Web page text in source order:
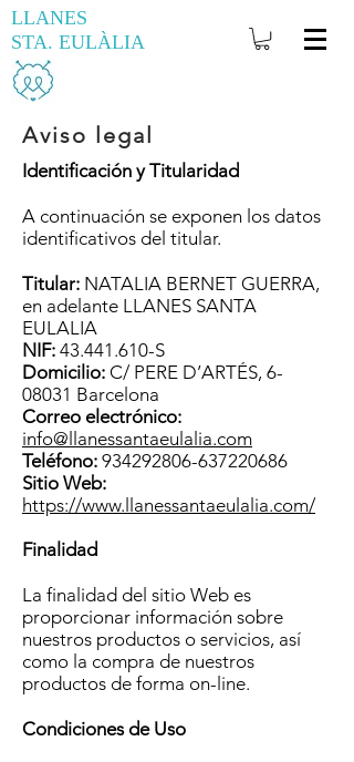
LLANES
STA. EULÀLIA
Aviso legal
Identificación y Titularidad
A continuación se exponen los datos
identificativos del titular.
Titular: NATALIA BERNET GUERRA,
en adelante LLANES SANTA
EULALIA
NIF: 43.441.610-S
Domicilio: C/ PERE D’ARTÉS, 6-
08031 Barcelona
Correo electrónico:
info@llanessantaeulalia.com
Teléfono: 934292806-637220686
Sitio Web:
https://www.llanessantaeulalia.com/
Finalidad
La finalidad del sitio Web es
proporcionar información sobre
nuestros productos o servicios, así
como la compra de nuestros
productos de forma on-line.
Condiciones de Uso